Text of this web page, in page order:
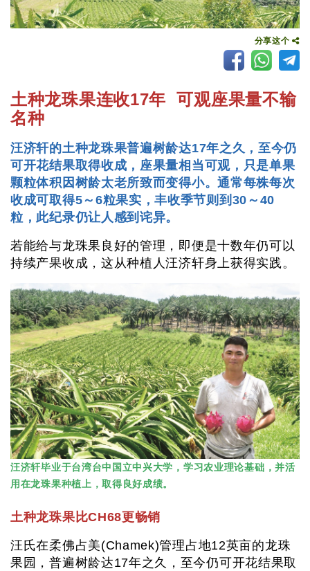
分享这个
土种龙珠果连收17年 可观座果量不输
名种
汪济轩的土种龙珠果普遍树龄达17年之久，至今仍
可开花结果取得收成，座果量相当可观，只是单果
颗粒体积因树龄太老所致而变得小。通常每株每次
收成可取得5～6粒果实，丰收季节则到30～40
粒，此纪录仍让人感到诧异。
若能给与龙珠果良好的管理，即便是十数年仍可以
持续产果收成，这从种植人汪济轩身上获得实践。
汪济轩毕业于台湾台中国立中兴大学，学习农业理论基础，并活
用在龙珠果种植上，取得良好成绩。
土种龙珠果比CH68更畅销
汪氏在柔佛占美(Chamek)管理占地12英亩的龙珠
果园，普遍树龄达17年之久，至今仍可开花结果取